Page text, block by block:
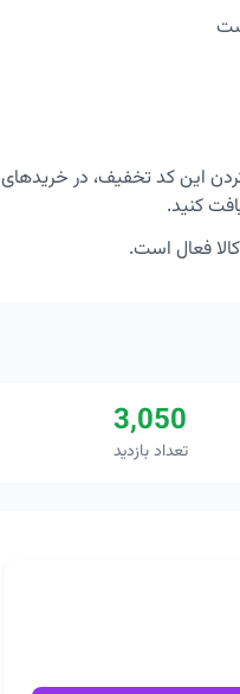
این کد تخفیف، در خریدهای
فعال است.
3,050
تعداد بازدید